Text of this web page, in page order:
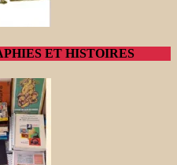
ET HISTOIRES